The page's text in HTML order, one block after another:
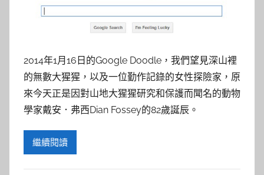
2014年1月16日的Google Doodle，我們望見深山裡
的無數大猩猩，以及一位勤作記錄的女性探險家，原
來今天正是因對山地大猩猩研究和保護而聞名的動物
學家戴安．弗西Dian Fossey的82歲誕辰。
繼續閱讀